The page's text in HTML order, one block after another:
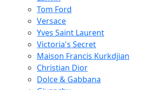
Tom Ford
Versace
Yves Saint Laurent
Victoria's Secret
Maison Francis Kurkdjian
Christian Dior
Dolce & Gabbana